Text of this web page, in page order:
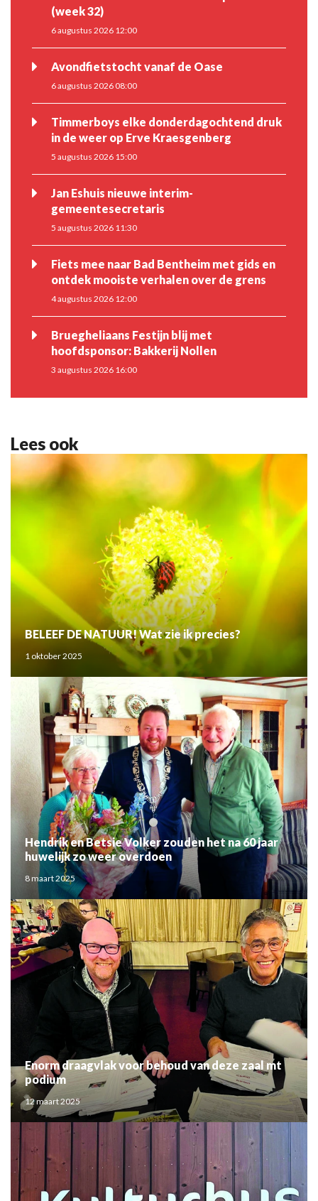
(week 32)
6 augustus 2026 12:00
Avondfietstocht vanaf de Oase
6 augustus 2026 08:00
Timmerboys elke donderdagochtend druk
in de weer op Erve Kraesgenberg
5 augustus 2026 15:00
Jan Eshuis nieuwe interim-
gemeentesecretaris
5 augustus 2026 11:30
Fiets mee naar Bad Bentheim met gids en
ontdek mooiste verhalen over de grens
4 augustus 2026 12:00
Bruegheliaans Festijn blij met
hoofdsponsor: Bakkerij Nollen
3 augustus 2026 16:00
Lees ook
BELEEF DE NATUUR! Wat zie ik precies?
1 oktober 2025
Hendrik en Betsie Volker zouden het na 60 jaar
huwelijk zo weer overdoen
8 maart 2025
Enorm draagvlak voor behoud van deze zaal mt
podium
12 maart 2025